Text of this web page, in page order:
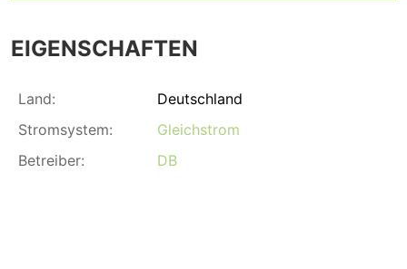
EIGENSCHAFTEN
Land:
Deutschland
Stromsystem:
Gleichstrom
Betreiber:
DB